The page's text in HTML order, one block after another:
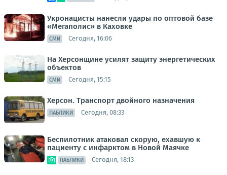
Укронацисты нанесли удары по оптовой базе
«Мегаполис» в Каховке
СМИ Сегодня, 16:06
На Херсонщине усилят защиту энергетических
объектов
СМИ Сегодня, 15:15
Херсон. Транспорт двойного назначения
ПАБЛИКИ Сегодня, 08:33
Беспилотник атаковал скорую, ехавшую к
пациенту с инфарктом в Новой Маячке
ПАБЛИКИ Сегодня, 18:13